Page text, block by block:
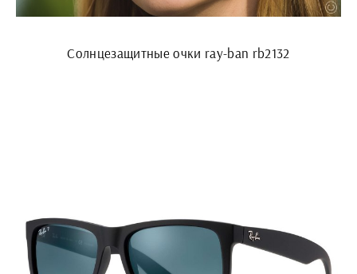
Солнцезащитные очки ray-ban rb2132